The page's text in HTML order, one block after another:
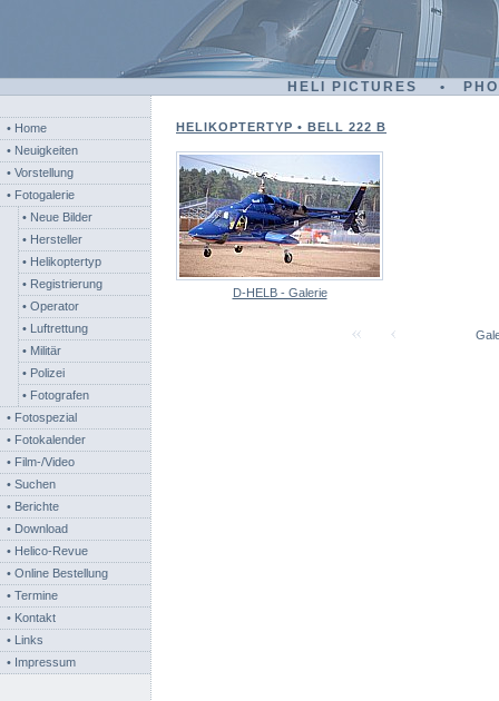
HELI PICTURES •
• Home
• Neuigkeiten
• Vorstellung
• Fotogalerie
• Neue Bilder
• Hersteller
• Helikoptertyp
• Registrierung
• Operator
• Luftrettung
• Militär
• Polizei
• Fotografen
• Fotospezial
• Fotokalender
• Film-/Video
• Suchen
• Berichte
• Download
• Helico-Revue
• Online Bestellung
• Termine
• Kontakt
• Links
• Impressum
HELIKOPTERTYP • BELL 222 B
D-HELB - Galerie